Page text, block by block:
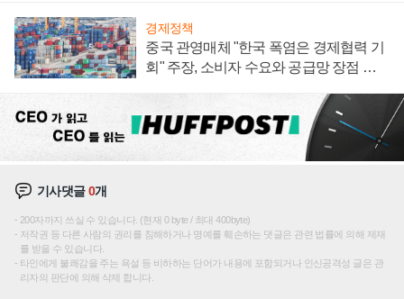
경제정책
중국 관영매체 "한국 폭염은 경제협력 기
회" 주장, 소비자 수요와 공급망 장점 강
기사댓글0개
200자까지 쓰실 수 있습니다. (현재 0 byte / 최대 400byte)
저작권 등 다른 사람의 권리를 침해하거나 명예를 훼손하는 댓글은 관련 법률에 의해 제재
를 받을 수 있습니다.
타인에게 불쾌감을 주는 욕설 등 비하하는 단어가 내용에 포함되거나 인신공격성 글은 관
리자의 판단에 의해 삭제 합니다.